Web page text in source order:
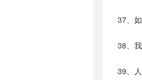
37、
38、
39、